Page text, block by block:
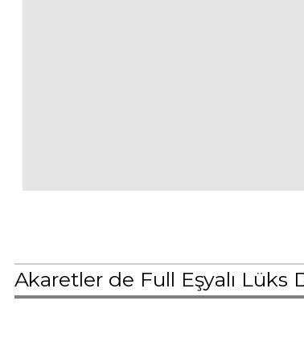
Akaretler de Full Eşyalı